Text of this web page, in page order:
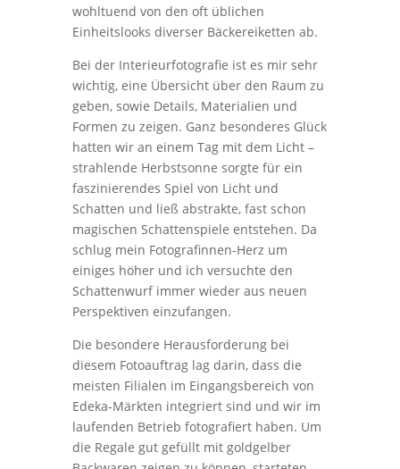
wohltuend von den oft üblichen
Einheitslooks diverser Bäckereiketten ab.
Bei der Interieurfotografie ist es mir sehr
wichtig, eine Übersicht über den Raum zu
geben, sowie Details, Materialien und
Formen zu zeigen. Ganz besonderes Glück
hatten wir an einem Tag mit dem Licht –
strahlende Herbstsonne sorgte für ein
faszinierendes Spiel von Licht und
Schatten und ließ abstrakte, fast schon
magischen Schattenspiele entstehen. Da
schlug mein Fotografinnen-Herz um
einiges höher und ich versuchte den
Schattenwurf immer wieder aus neuen
Perspektiven einzufangen.
Die besondere Herausforderung bei
diesem Fotoauftrag lag darin, dass die
meisten Filialen im Eingangsbereich von
Edeka-Märkten integriert sind und wir im
laufenden Betrieb fotografiert haben. Um
die Regale gut gefüllt mit goldgelber